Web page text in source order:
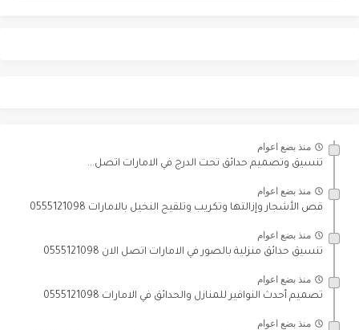
منذ بضع اعوام
تنسيق وتصميم حدائق تحت الدرج في الامارات اتصل...
منذ بضع اعوام
قص الأشجار وإزالتها وتكريب وتلقيح النخيل بالامارات 0555121098
منذ بضع اعوام
تنسيق حدائق منزلية بالصور في الامارات اتصل الان 0555121098
منذ بضع اعوام
تصميم أحدث النوافير للمنازل والحدائق في الامارات 0555121098
منذ بضع اعوام